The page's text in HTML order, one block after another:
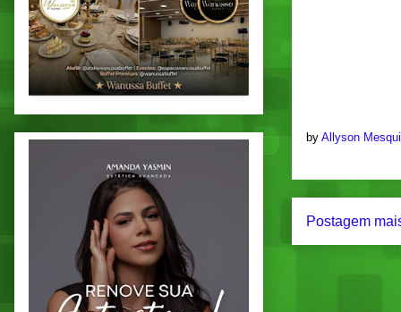
by Allyson
Postagem